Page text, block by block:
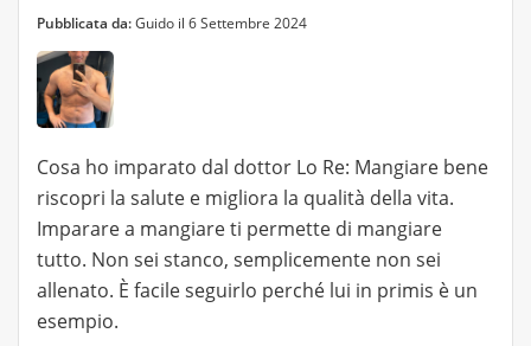
Pubblicata da:Guido il 6 Settembre 2024
Cosa ho imparato dal dottor Lo Re: Mangiare bene
riscopri la salute e migliora la qualità della vita.
Imparare a mangiare ti permette di mangiare
tutto. Non sei stanco, semplicemente non sei
allenato. È facile seguirlo perché lui in primis è un
esempio.